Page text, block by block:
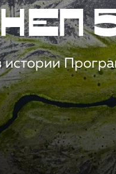
истории